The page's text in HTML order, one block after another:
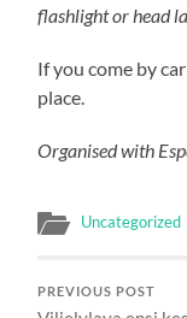
flashlight or head
If you come by
place.
Organised with
Uncategorized
PREVIOUS POST